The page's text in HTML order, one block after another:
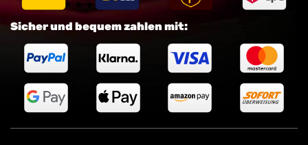
Sicher und bequem zahlen mit: